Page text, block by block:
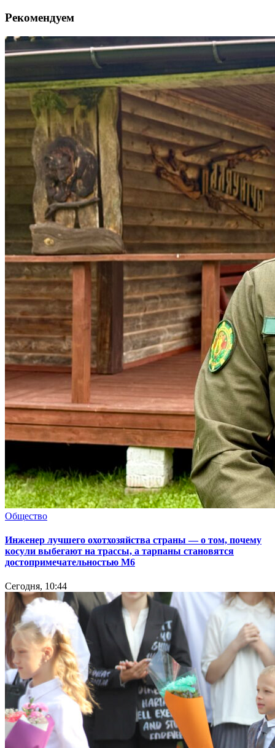
Рекомендуем
Общество
Инженер лучшего охотхозяйства страны — о том, почему
косули выбегают на трассы, а тарпаны становятся
достопримечательностью М6
Сегодня, 10:44